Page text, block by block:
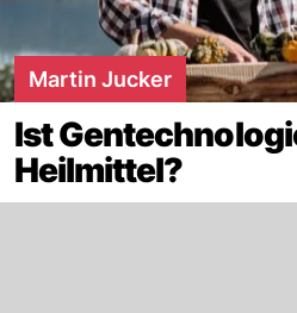
Martin Jucker
Ist
Heilmittel?